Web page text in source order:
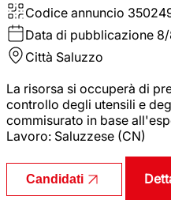
Codice annuncio
Data di pubblicazione
Città Saluzzo
La risorsa si occuperà di
controllo degli utensili e
commisurato in base
Lavoro: Saluzzese (CN)
Candidati